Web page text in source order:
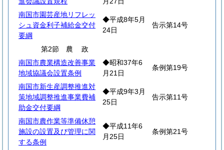
南国市園芸産地リフレッ
シュ資金利子補給金交付
要綱
◆平成8年5月
24日
告示第14号
第2節 農政
南国市農業構造改善事業
地域協議会設置条例
◆昭和37年6
月21日
条例第19号
南国市新生産調整推進対
策地域調整推進事業費補
助金交付要綱
◆平成9年3月
25日
告示第11号
南国市農作業等準備休憩
施設の設置及び管理に関
する条例
◆平成11年6
月25日
条例第21号